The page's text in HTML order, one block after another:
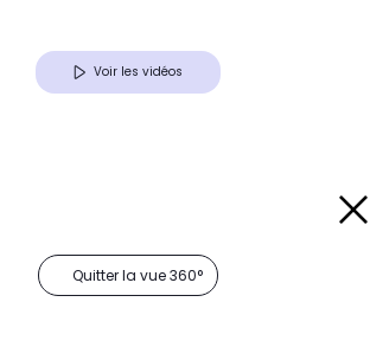
Voir les vidéos
Quitter la vue 360°